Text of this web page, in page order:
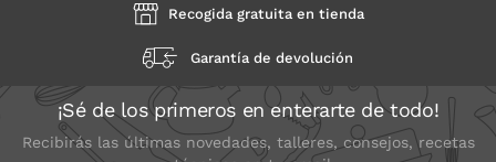
Recogida gratuita en tienda
Garantía de devolución
¡Sé de los primeros en enterarte de todo!
Recibirás las últimas novedades, talleres, consejos, recetas